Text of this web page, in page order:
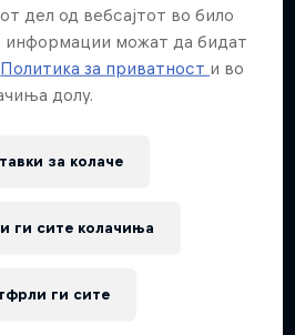
дел од вебсајтот во било
информации можат да бидат
Политика за приватност и во
долу.
за колачe
ги сите
ги сите колачиња